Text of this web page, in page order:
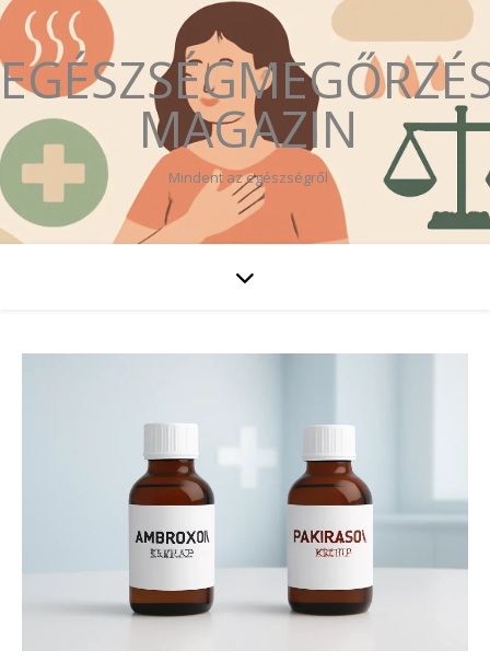
MAGAZIN
Mindent az egészségről